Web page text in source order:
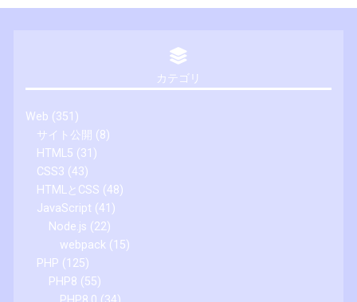
カテゴリ
Web (351)
サイト公開 (8)
HTML5 (31)
CSS3 (43)
HTMLとCSS (48)
JavaScript (41)
Node.js (22)
webpack (15)
PHP (125)
PHP8 (55)